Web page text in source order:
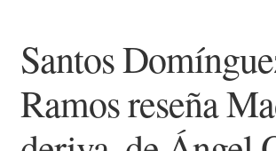
Noticias
Autores
Santos
Ramos reseña